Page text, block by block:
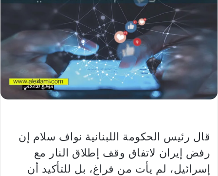
قال رئيس الحكومة اللبنانية نواف سلام إن
رفض إيران لاتفاق وقف إطلاق النار مع
إسرائيل، لم يأت من فراغ، بل للتأكيد أن